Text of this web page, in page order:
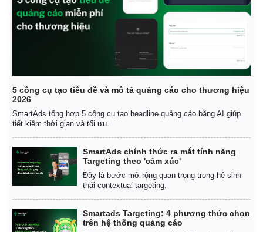
5 công cụ tạo tiêu đề và mô tả quảng cáo cho thương hiệu
2026
SmartAds tổng hợp 5 công cụ tạo headline quảng cáo bằng AI giúp
tiết kiệm thời gian và tối ưu.
SmartAds chính thức ra mắt tính năng
Targeting theo 'cảm xúc'
Đây là bước mở rộng quan trọng trong hệ sinh
thái contextual targeting.
Smartads Targeting: 4 phương thức chọn
trên hệ thống quảng cáo